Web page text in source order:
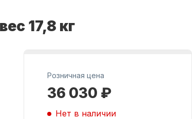
Масла для лодочных
моторов
17,8 кг
Розничная цена
36 030 ₽
Нет в наличии